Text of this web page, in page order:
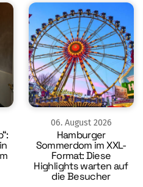
06. August 2026
Hamburger
Sommerdom im XXL-
Format: Diese
Highlights warten auf
die Besucher